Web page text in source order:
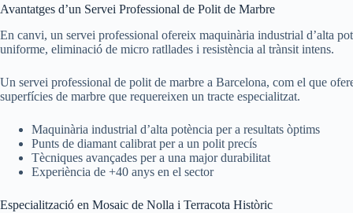
Avantatges d’un Servei Professional de Polit de Marbre
En canvi, un servei professional ofereix maquinària industrial d’alta
uniforme, eliminació de micro ratllades i resistència al trànsit intens.
Un servei professional de polit de marbre a Barcelona, com el que
superfícies de marbre que requereixen un tracte especialitzat.
Maquinària industrial d’alta potència per a resultats òptims
Punts de diamant calibrat per a un polit precís
Tècniques avançades per a una major durabilitat
Experiència de +40 anys en el sector
Especialització en Mosaic de Nolla i Terracota Històric